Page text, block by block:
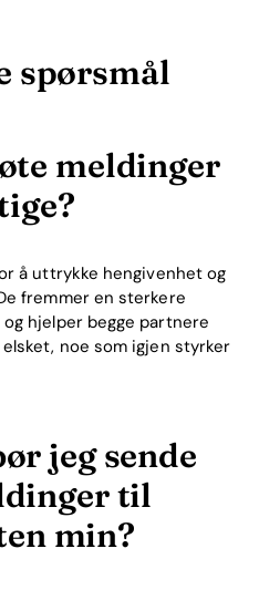
spørsmål
meldinger
å uttrykke hengivenhet og
fremmer en sterkere
hjelper begge partnere
noe som igjen styrker
jeg sende
til
min?